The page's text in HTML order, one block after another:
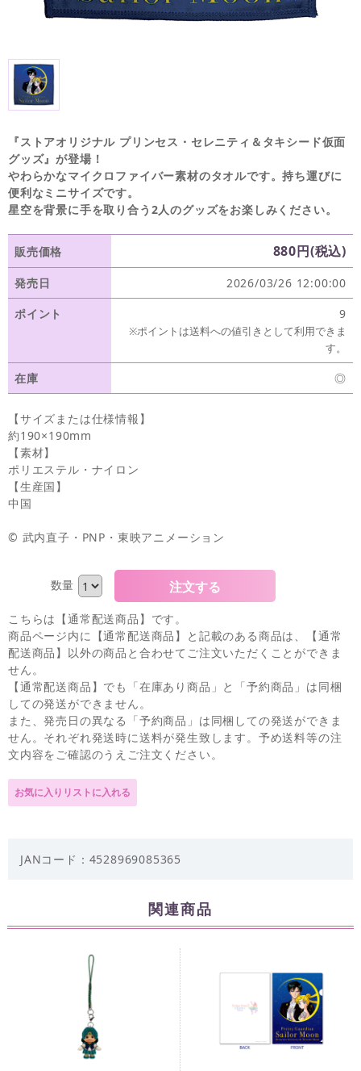
『ストアオリジナル プリンセス・セレニティ＆タキシード仮面
グッズ』が登場！
やわらかなマイクロファイバー素材のタオルです。持ち運びに
便利なミニサイズです。
星空を背景に手を取り合う2人のグッズをお楽しみください。
販売価格 880円(税込)
発売日
2026/03/26 12:00:00
ポイント
9
※ポイントは送料への値引きとして利用できま
す。
在庫 ◎
【サイズまたは仕様情報】
約190×190mm
【素材】
ポリエステル・ナイロン
【生産国】
中国
© 武内直子・PNP・東映アニメーション
数量
こちらは【通常配送商品】です。
商品ページ内に【通常配送商品】と記載のある商品は、【通常
配送商品】以外の商品と合わせてご注文いただくことができま
せん。
【通常配送商品】でも「在庫あり商品」と「予約商品」は同梱
しての発送ができません。
また、発売日の異なる「予約商品」は同梱しての発送ができま
せん。それぞれ発送時に送料が発生致します。予め送料等の注
文内容をご確認のうえご注文ください。
JANコード：4528969085365
関連商品